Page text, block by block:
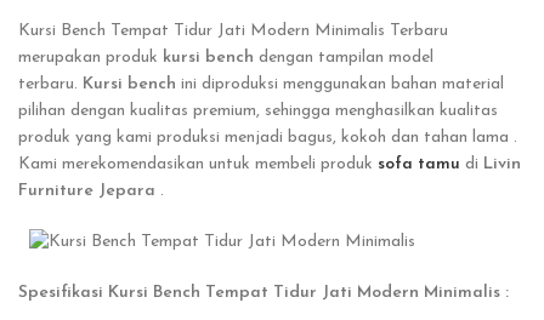
Kursi Bench Tempat Tidur Jati Modern Minimalis Terbaru
merupakan produk kursi bench dengan tampilan model
terbaru. Kursi bench ini diproduksi menggunakan bahan material
pilihan dengan kualitas premium, sehingga menghasilkan kualitas
produk yang kami produksi menjadi bagus, kokoh dan tahan lama .
Kami merekomendasikan untuk membeli produk sofa tamu di Livin
Furniture Jepara .
Spesifikasi Kursi Bench Tempat Tidur Jati Modern Minimalis :